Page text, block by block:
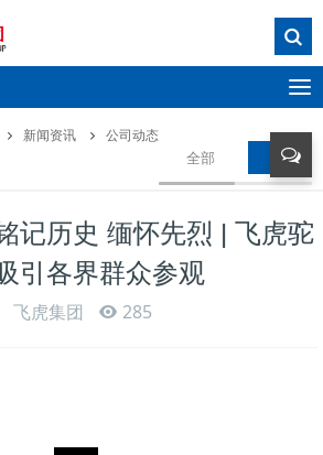
T
o
g
g
l
e
n
新闻资讯 公司动态
全部 公司动
记历史 缅怀先烈 | 飞虎驼
引各界群众参观
飞虎集团 285